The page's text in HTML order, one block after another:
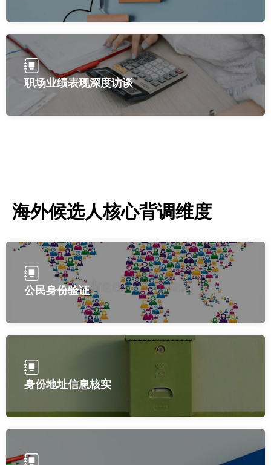
职场业绩表现深度访谈
海外候选人核心背调维度
公民身份验证
身份地址信息核实